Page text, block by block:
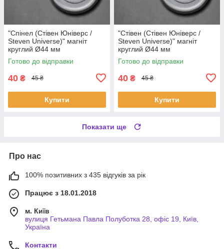
"Спінел (Стівен Юніверс /
Steven Universe)" магніт
круглий Ø44 мм
Готово до відправки
40 ₴ 45 ₴
Купити
"Стівен (Стівен Юніверс /
Steven Universe)" магніт
круглий Ø44 мм
Готово до відправки
40 ₴ 45 ₴
Купити
Показати ще
Про нас
100% позитивних з 435 відгуків за рік
Працює з 18.01.2018
м. Київ
вулиця Гетьмана Павла Полуботка 28, офіс 19, Київ,
Україна
Контакти